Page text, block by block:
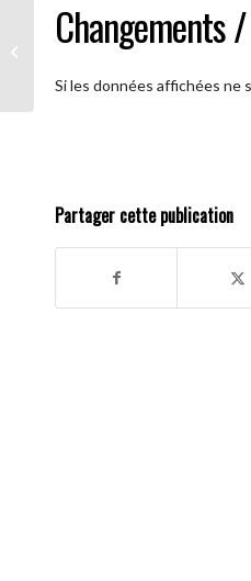
Changements
Si les données affichées ne
Partager cette publication
AA Humilité (Le Langage Du Coeur)